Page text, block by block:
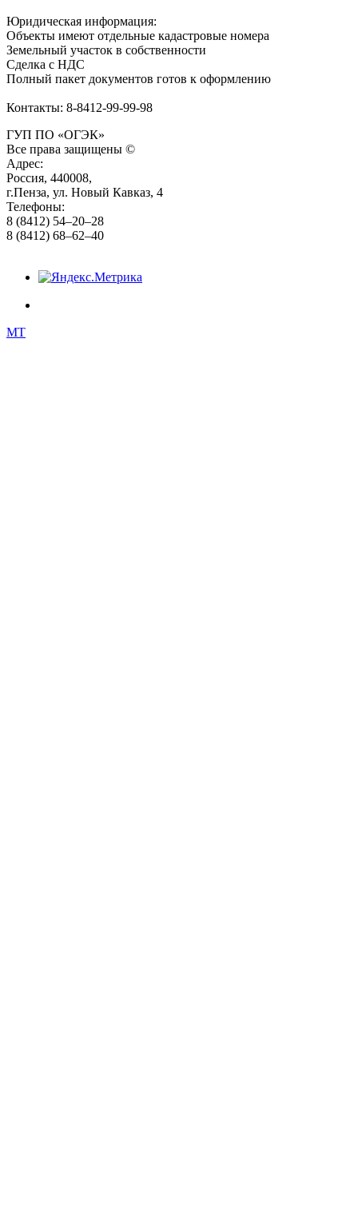
Юридическая информация:
Объекты имеют отдельные кадастровые номера
Земельный участок в собственности
Сделка с НДС
Полный пакет документов готов к оформлению
Контакты: 8-8412-99-99-98
ГУП ПО «ОГЭК»
Все права защищены ©
Адрес:
Россия, 440008,
г.Пенза, ул. Новый Кавказ, 4
Телефоны:
8 (8412) 54–20–28
8 (8412) 68–62–40
MT